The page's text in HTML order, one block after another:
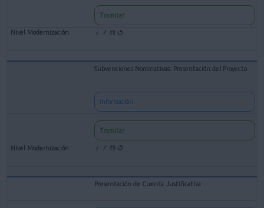
Tramitar
Subvenciones Nominativas: Presentación del Proyecto
Información
Tramitar
Presentación de Cuenta Justificativa